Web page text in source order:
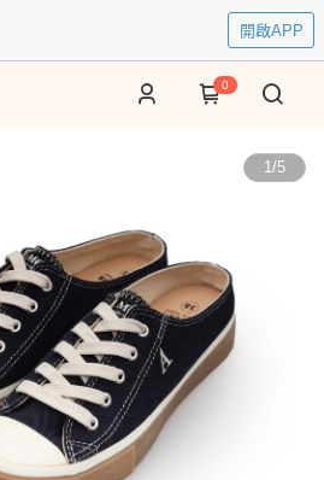
開啟APP
0
1/5